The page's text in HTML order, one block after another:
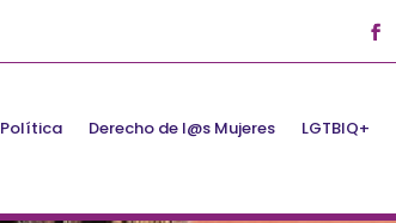
Política Derecho de l@s Mujeres LGTBIQ+